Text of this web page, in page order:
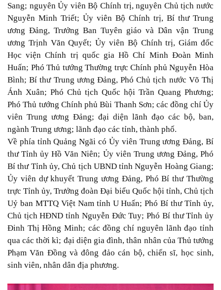
Sang; nguyên Ủy viên Bộ Chính trị, nguyên Chủ tịch nước
Nguyễn Minh Triết; Ủy viên Bộ Chính trị, Bí thư Trung
ương Đảng, Trưởng Ban Tuyên giáo và Dân vận Trung
ương Trịnh Văn Quyết; Ủy viên Bộ Chính trị, Giám đốc
Học viện Chính trị quốc gia Hồ Chí Minh Đoàn Minh
Huấn; Phó Thủ tướng Thường trực Chính phủ Nguyễn Hòa
Bình; Bí thư Trung ương Đảng, Phó Chủ tịch nước Võ Thị
Ánh Xuân; Phó Chủ tịch Quốc hội Trần Quang Phương;
Phó Thủ tướng Chính phủ Bùi Thanh Sơn; các đồng chí Ủy
viên Trung ương Đảng; đại diện lãnh đạo các bộ, ban,
ngành Trung ương; lãnh đạo các tỉnh, thành phố.
Về phía tỉnh Quảng Ngãi có Ủy viên Trung ương Đảng, Bí
thư Tỉnh ủy Hồ Văn Niên; Ủy viên Trung ương Đảng, Phó
Bí thư Tỉnh ủy, Chủ tịch UBND tỉnh Nguyễn Hoàng Giang;
Ủy viên dự khuyết Trung ương Đảng, Phó Bí thư Thường
trực Tỉnh ủy, Trưởng đoàn Đại biểu Quốc hội tỉnh, Chủ tịch
Uỷ ban MTTQ Việt Nam tỉnh U Huấn; Phó Bí thư Tỉnh ủy,
Chủ tịch HĐND tỉnh Nguyễn Đức Tuy; Phó Bí thư Tỉnh ủy
Đinh Thị Hồng Minh; các đồng chí nguyên lãnh đạo tỉnh
qua các thời kì; đại diện gia đình, thân nhân của Thủ tướng
Phạm Văn Đồng và đông đảo cán bộ, chiến sĩ, học sinh,
sinh viên, nhân dân địa phương.